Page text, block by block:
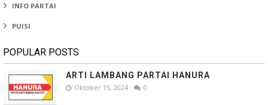
INFO PARTAI
PUISI
POPULAR POSTS
ARTI LAMBANG PARTAI HANURA
Oktober 15, 2024 0